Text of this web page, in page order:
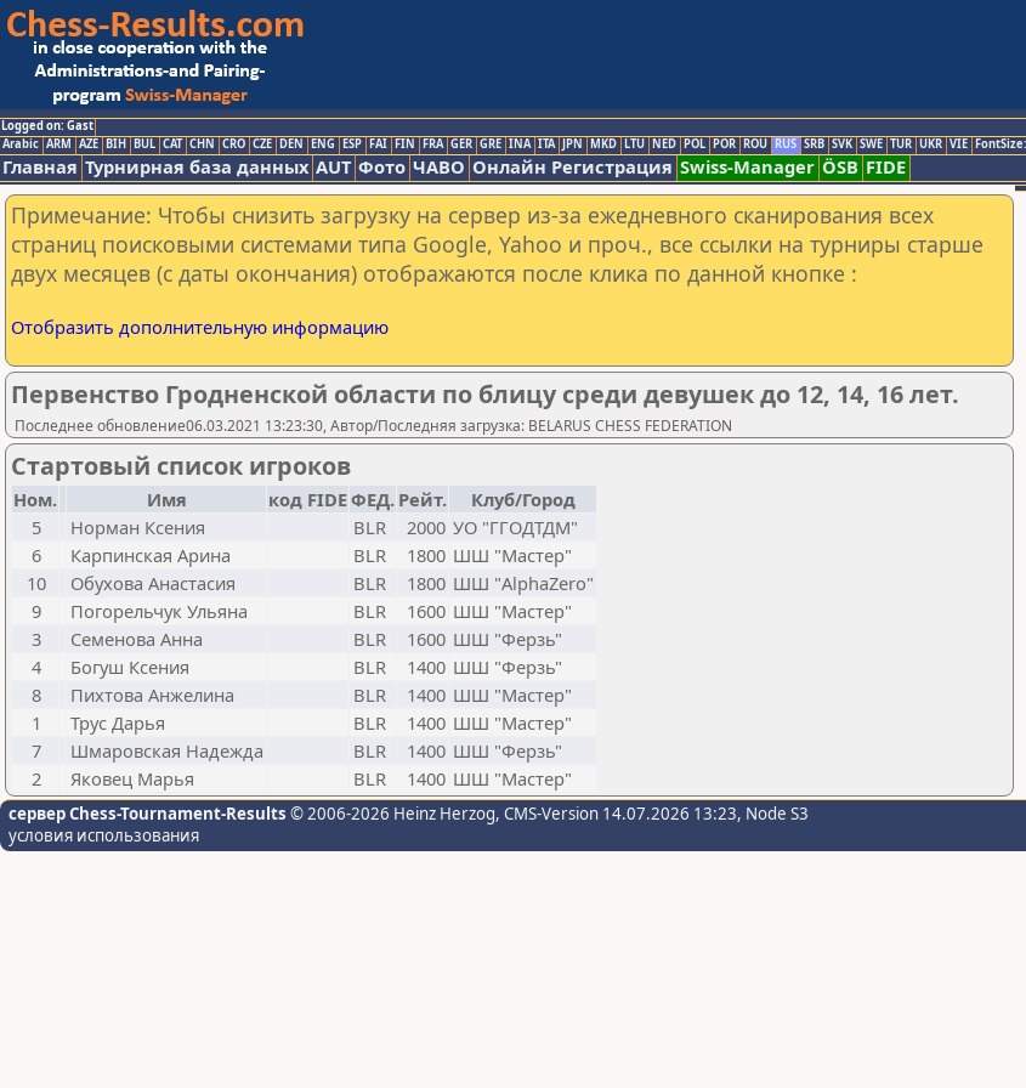
Logged on: Gast
Arabic ARM AZE BIH BUL CAT CHN CRO CZE DEN ENG ESP FAI FIN FRA GER GRE INA ITA JPN MKD LTU NED POL POR ROU RUS SRB SVK SWE TUR UKR VIE
Главная Турнирная база данных AUT Фото ЧАВО Онлайн Регистрация Swiss-Manager ÖSB FIDE
Примечание: Чтобы снизить загрузку на сервер из-за ежедневного сканирования всех
страниц поисковыми системами типа Google, Yahoo и проч., все ссылки на турниры старше
двух месяцев (с даты окончания) отображаются после клика по данной кнопке :
Отобразить дополнительную информацию
Первенство Гродненской области по блицу среди девушек до 12, 14, 16 лет.
Последнее обновление06.03.2021 13:23:30, Автор/Последняя загрузка: BELARUS CHESS FEDERATION
Стартовый список игроков
Ном. Имя код FIDEФЕД. Рейт.
Клуб/Город
5
Норман Ксения BLR 2000 УО "ГГОДТДМ"
6
Карпинская Арина BLR 1800 ШШ "Мастер"
10
Обухова Анастасия BLR 1800 ШШ "AlphaZero"
9
Погорельчук Ульяна BLR 1600 ШШ "Мастер"
3
Семенова Анна BLR 1600 ШШ "Ферзь"
4
Богуш Ксения BLR 1400 ШШ "Ферзь"
8
Пихтова Анжелина BLR 1400 ШШ "Мастер"
1
Трус Дарья BLR 1400 ШШ "Мастер"
7
Шмаровская Надежда BLR 1400 ШШ "Ферзь"
2
Яковец Марья BLR 1400 ШШ "Мастер"
сервер Chess-Tournament-Results © 2006-2026 Heinz Herzog, CMS-Version 14.07.2026 13:23, Node S3
условия использования